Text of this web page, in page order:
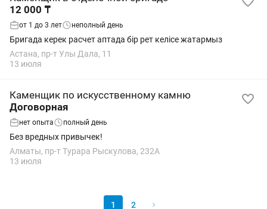
12 000 ₸
от 1 до 3 лет неполный день
Бригада керек расчет аптада бір рет келісе жатармыз
Астана, пр-т Улы Дала, 11
13 июля
Каменщик по искусственному камню
Договорная
нет опыта полный день
Без вредных привычек!
Алматы, пр-т Турара Рыскулова, 232А
13 июля
1 2